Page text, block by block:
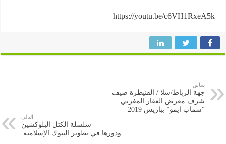
https://youtu.be/
جهة الرباط/سلا / القنيطرة ضيف
شرف معرض العقار المغربي
“سماب ايمو” بباريس 2019
سلسلة الكتل البلوكشين
ودورها في تطوير البنوك الإسلامية.